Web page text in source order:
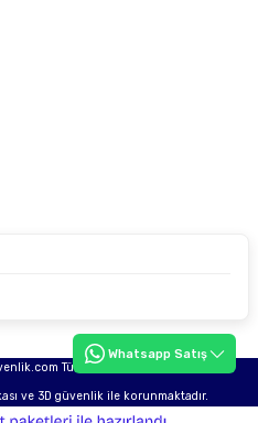
Tüm hakları saklıdır.
ve 3D güvenlik ile korunmaktadır.
Whatsapp Satış